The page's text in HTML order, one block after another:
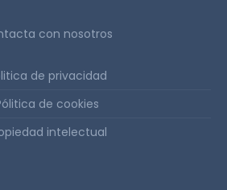
con nosotros
de privacidad
de cookies
intelectual